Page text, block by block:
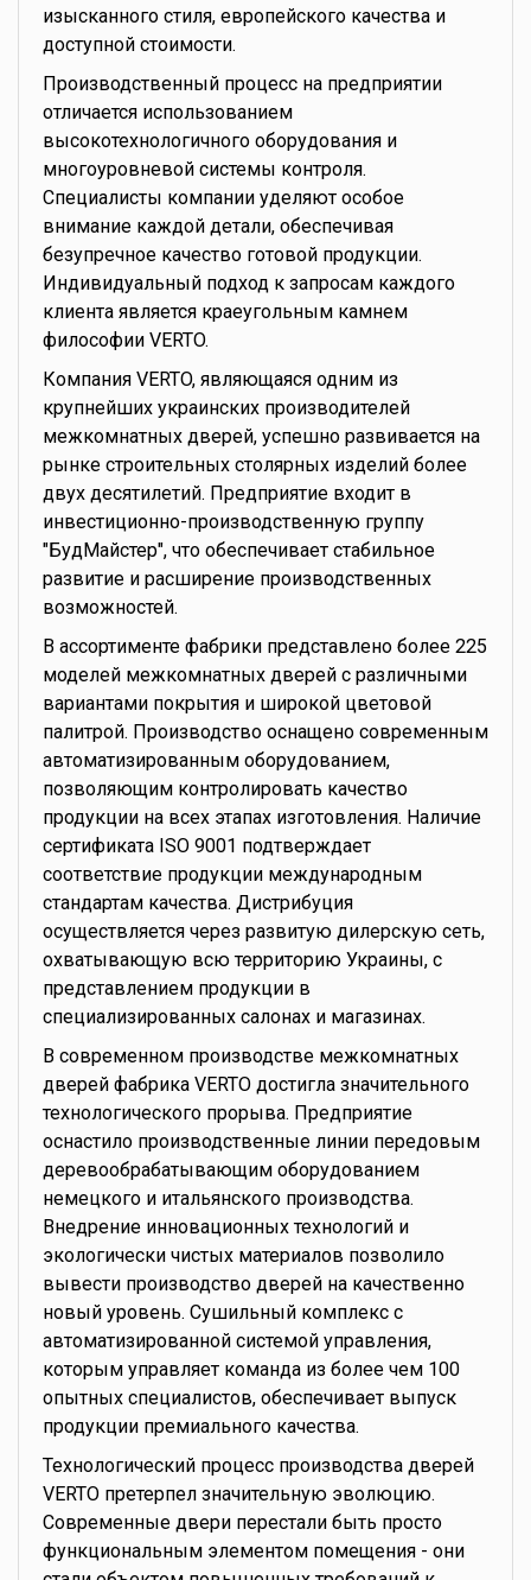
изысканного стиля, европейского качества и
доступной стоимости.
Производственный процесс на предприятии
отличается использованием
высокотехнологичного оборудования и
многоуровневой системы контроля.
Специалисты компании уделяют особое
внимание каждой детали, обеспечивая
безупречное качество готовой продукции.
Индивидуальный подход к запросам каждого
клиента является краеугольным камнем
философии VERTO.
Компания VERTO, являющаяся одним из
крупнейших украинских производителей
межкомнатных дверей, успешно развивается на
рынке строительных столярных изделий более
двух десятилетий. Предприятие входит в
инвестиционно-производственную группу
"БудМайстер", что обеспечивает стабильное
развитие и расширение производственных
возможностей.
В ассортименте фабрики представлено более 225
моделей межкомнатных дверей с различными
вариантами покрытия и широкой цветовой
палитрой. Производство оснащено современным
автоматизированным оборудованием,
позволяющим контролировать качество
продукции на всех этапах изготовления. Наличие
сертификата ISO 9001 подтверждает
соответствие продукции международным
стандартам качества. Дистрибуция
осуществляется через развитую дилерскую сеть,
охватывающую всю территорию Украины, с
представлением продукции в
специализированных салонах и магазинах.
В современном производстве межкомнатных
дверей фабрика VERTO достигла значительного
технологического прорыва. Предприятие
оснастило производственные линии передовым
деревообрабатывающим оборудованием
немецкого и итальянского производства.
Внедрение инновационных технологий и
экологически чистых материалов позволило
вывести производство дверей на качественно
новый уровень. Сушильный комплекс с
автоматизированной системой управления,
которым управляет команда из более чем 100
опытных специалистов, обеспечивает выпуск
продукции премиального качества.
Технологический процесс производства дверей
VERTO претерпел значительную эволюцию.
Современные двери перестали быть просто
функциональным элементом помещения - они